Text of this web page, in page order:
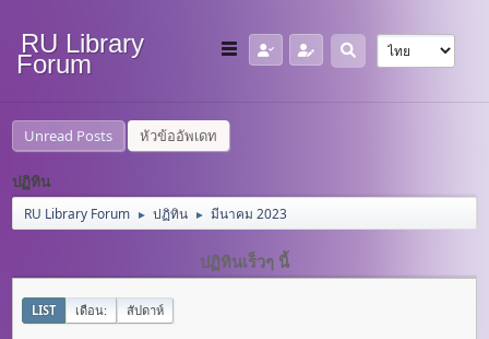
RU Library
Forum
Unread Posts หัวข้ออัพเดท
ปฏิทิน
RU Library Forum ► ปฏิทิน ► มีนาคม 2023
ปฏิทินเร็วๆ นี้
LIST เดือน: สัปดาห์